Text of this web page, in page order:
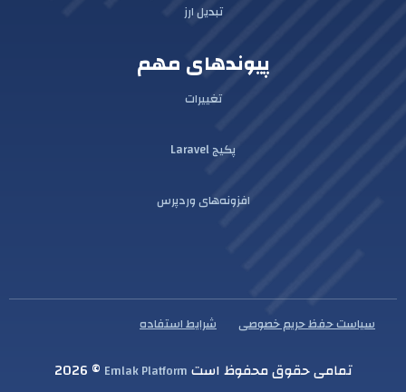
تبدیل ارز
پیوندهای مهم
تغییرات
پکیج Laravel
افزونه‌های وردپرس
سیاست حفظ حریم خصوصی شرایط استفاده
تمامی حقوق محفوظ است Emlak Platform
© 2026